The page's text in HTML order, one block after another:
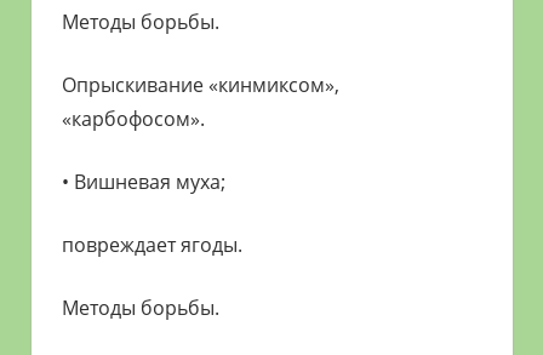
Методы борьбы.
Опрыскивание «кинмиксом»,
«карбофосом».
• Вишневая муха;
повреждает ягоды.
Методы борьбы.